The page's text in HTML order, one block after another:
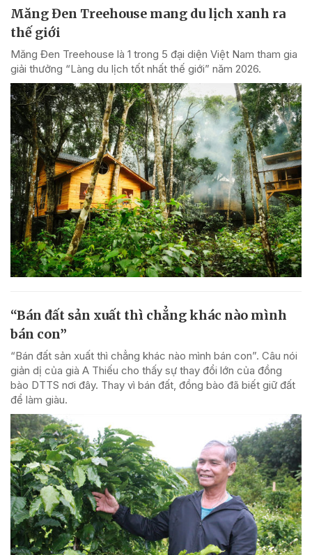
Măng Đen Treehouse mang du lịch xanh ra
thế giới
Măng Đen Treehouse là 1 trong 5 đại diện Việt Nam tham gia
giải thưởng “Làng du lịch tốt nhất thế giới” năm 2026.
“Bán đất sản xuất thì chẳng khác nào mình
bán con”
“Bán đất sản xuất thì chẳng khác nào mình bán con”. Câu nói
giản dị của già A Thiếu cho thấy sự thay đổi lớn của đồng
bào DTTS nơi đây. Thay vì bán đất, đồng bào đã biết giữ đất
để làm giàu.